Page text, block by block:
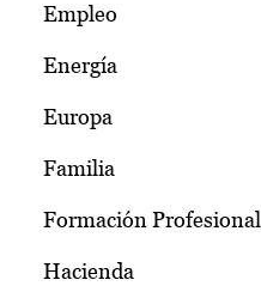
Empleo
Energía
Europa
Familia
Formación Profesional
Hacienda